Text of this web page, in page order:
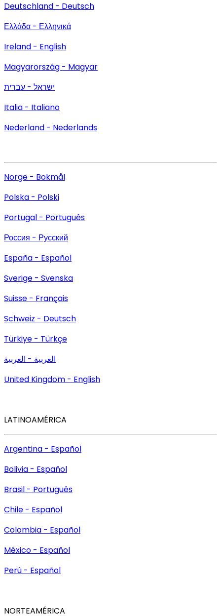
Deutschland - Deutsch
Ελλάδα - Ελληνικά
Ireland - English
Magyarország - Magyar
ישראל - עברית
Italia - Italiano
Nederland - Nederlands
Norge - Bokmål
Polska - Polski
Portugal - Português
Россия - Русский
España - Español
Sverige - Svenska
Suisse - Français
Schweiz - Deutsch
Türkiye - Türkçe
العربية - العربية
United Kingdom - English
LATINOAMÉRICA
Argentina - Español
Bolivia - Español
Brasil - Português
Chile - Español
Colombia - Español
México - Español
Perú - Español
NORTEAMÉRICA